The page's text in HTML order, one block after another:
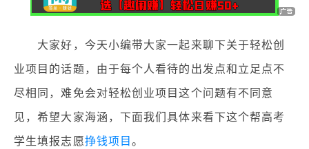
大家好，今天小编带大家一起来聊下关于轻松创
业项目的话题，由于每个人看待的出发点和立足点不
尽相同，难免会对轻松创业项目这个问题有不同意
见，希望大家海涵，下面我们具体来看下这个帮高考
学生填报志愿挣钱项目。